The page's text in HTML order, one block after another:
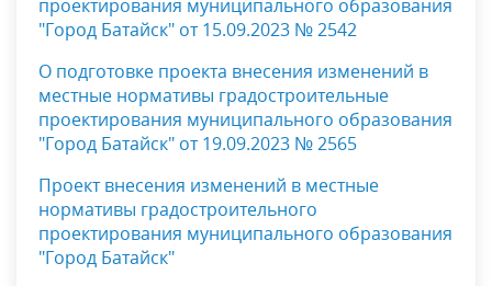
проектирования муниципального образования
"Город Батайск" от 15.09.2023 № 2542
О подготовке проекта внесения изменений в
местные нормативы градостроительные
проектирования муниципального образования
"Город Батайск" от 19.09.2023 № 2565
Проект внесения изменений в местные
нормативы градостроительного
проектирования муниципального образования
"Город Батайск"